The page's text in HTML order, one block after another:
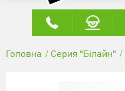
Головна Серия "Білайн"